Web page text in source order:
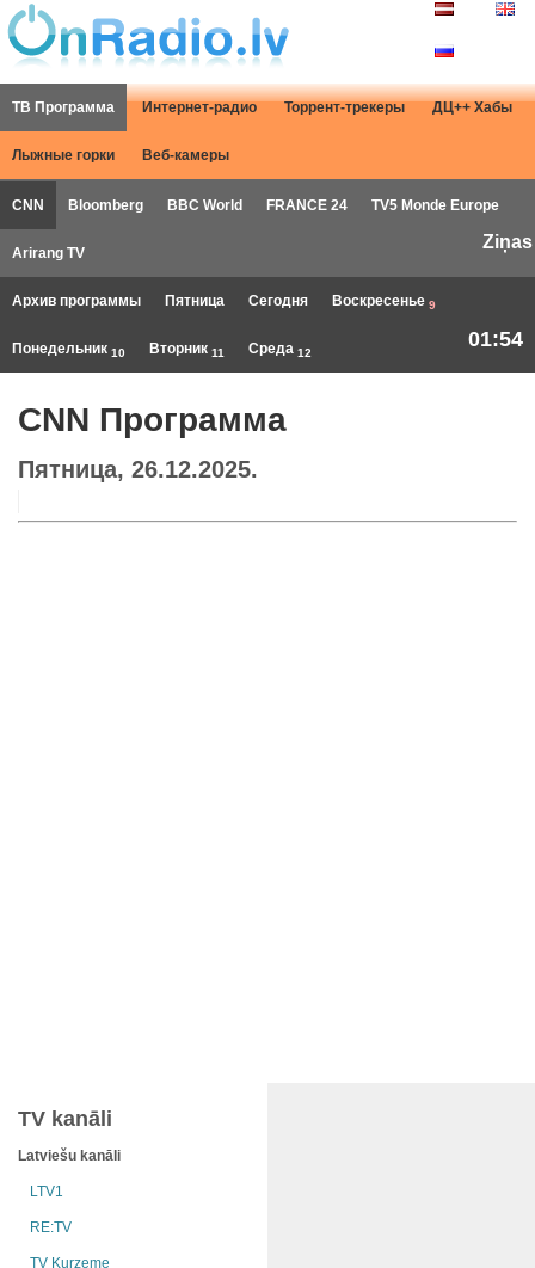
ТВ Программа Интернет-радио Торрент-трекеры ДЦ++ Хабы
Лыжные горки Веб-камеры
CNN Bloomberg BBC World FRANCE 24 TV5 Monde Europe
Arirang TV
Ziņas
Архив программы Пятница Сегодня Воскресенье 9
Понедельник 10 Вторник 11 Среда 12
01:54
CNN Программа
Пятница, 26.12.2025.
TV kanāli
Latviešu kanāli
LTV1
RE:TV
TV Kurzeme